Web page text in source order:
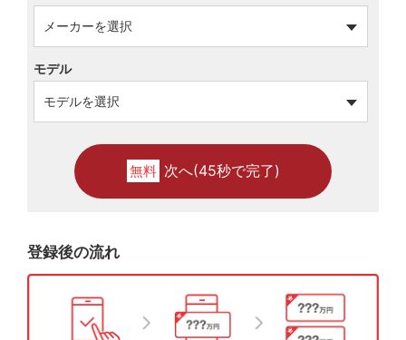
モデル
無料 次へ(45秒で完了)
登録後の流れ